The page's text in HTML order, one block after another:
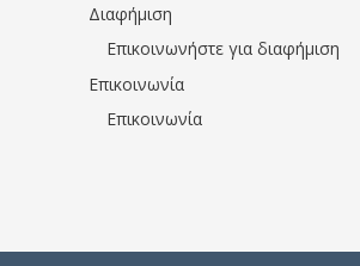
Διαφήμιση
Επικοινωνήστε για διαφήμιση
Επικοινωνία
Επικοινωνία